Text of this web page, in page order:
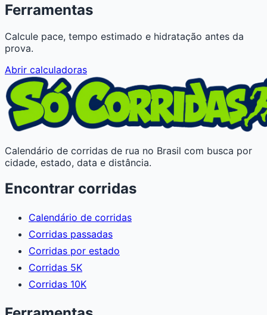
Ferramentas
Calcule pace, tempo estimado e hidratação antes da
prova.
Abrir calculadoras
Calendário de corridas de rua no Brasil com busca por
cidade, estado, data e distância.
Encontrar corridas
Calendário de corridas
Corridas passadas
Corridas por estado
Corridas 5K
Corridas 10K